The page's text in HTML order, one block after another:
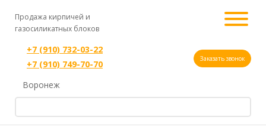
Продажа кирпичей и
газосиликатных блоков
+7 (910) 732-03-22
+7 (910) 749-70-70
Заказать звонок
Воронеж